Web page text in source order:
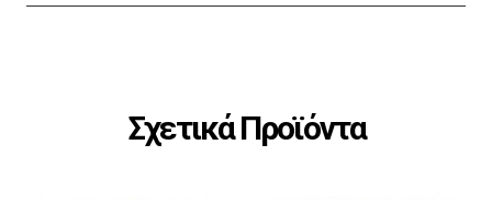
Σχετικά Προϊόντα